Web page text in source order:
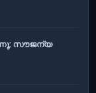
സൗജന്യ